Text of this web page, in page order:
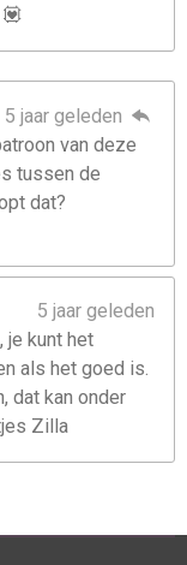
5 jaar geleden
van deze
tussen de
dat?
5 jaar geleden
je kunt het
als het goed is.
dat kan onder
Zilla